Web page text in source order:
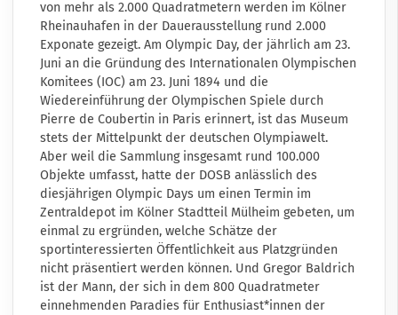
von mehr als 2.000 Quadratmetern werden im Kölner
Rheinauhafen in der Dauerausstellung rund 2.000
Exponate gezeigt. Am Olympic Day, der jährlich am 23.
Juni an die Gründung des Internationalen Olympischen
Komitees (IOC) am 23. Juni 1894 und die
Wiedereinführung der Olympischen Spiele durch
Pierre de Coubertin in Paris erinnert, ist das Museum
stets der Mittelpunkt der deutschen Olympiawelt.
Aber weil die Sammlung insgesamt rund 100.000
Objekte umfasst, hatte der DOSB anlässlich des
diesjährigen Olympic Days um einen Termin im
Zentraldepot im Kölner Stadtteil Mülheim gebeten, um
einmal zu ergründen, welche Schätze der
sportinteressierten Öffentlichkeit aus Platzgründen
nicht präsentiert werden können. Und Gregor Baldrich
ist der Mann, der sich in dem 800 Quadratmeter
einnehmenden Paradies für Enthusiast*innen der